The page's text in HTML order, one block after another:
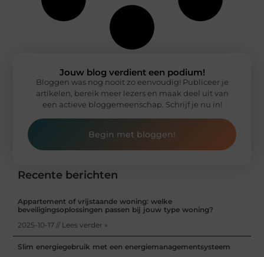
Recente berichten
Appartement of vrijstaande woning: welke
beveiligingsoplossingen passen bij jouw type woning?
2025-10-17 // Lees verder »
Slim energiegebruik met een energiemanagementsysteem
Jouw blog verdient een podium!
Bloggen was nog nooit zo eenvoudig! Publiceer je
artikelen, bereik meer lezers en maak deel uit van
een actieve bloggemeenschap. Schrijf je nu in!
Begin met bloggen!